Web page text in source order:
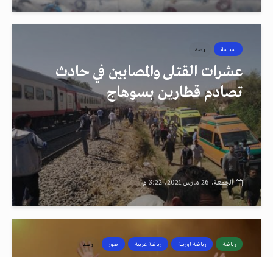
سياسة رصد
عشرات القتلى والمصابين في حادث
تصادم قطارين بسوهاج
الجمعة، 26 مارس 2021، 3:22 م
رياضة رياضة اوربية رياضة عربية صور رصد